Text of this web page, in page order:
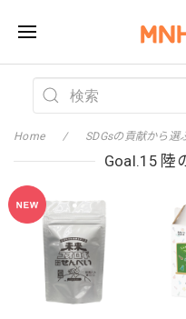
Home SDGsの貢献から選
Goal.15 陸